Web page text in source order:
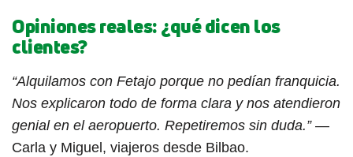
Opiniones reales: ¿qué dicen los
clientes?
“Alquilamos con Fetajo porque no pedían franquicia.
Nos explicaron todo de forma clara y nos atendieron
genial en el aeropuerto. Repetiremos sin duda.”—
Carla y Miguel, viajeros desde Bilbao.